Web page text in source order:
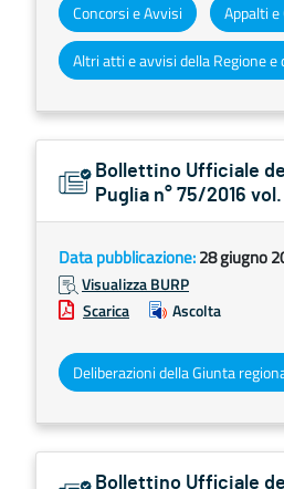
Concorsi e Avvisi Appalti
Bollettino Ufficiale
Puglia n° 75/2016
Data pubblicazione:28 giugno
Visualizza BURP
Scarica
Ascolta
Deliberazioni della Giunta
Bollettino Ufficiale